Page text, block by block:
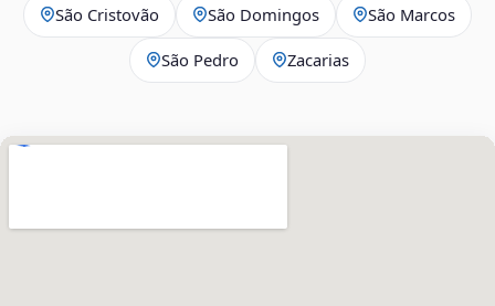
São Cristovão São Domingos São Marcos
São Pedro Zacarias